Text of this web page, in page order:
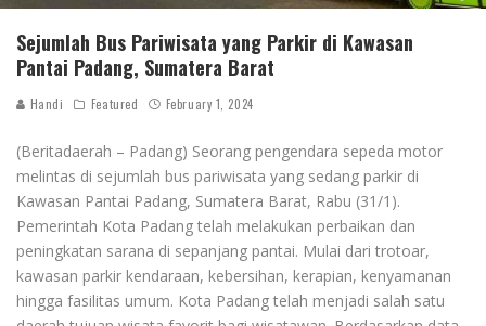
Sejumlah Bus Pariwisata yang Parkir di Kawasan
Pantai Padang, Sumatera Barat
Handi Featured February 1, 2024
(Beritadaerah – Padang) Seorang pengendara sepeda motor
melintas di sejumlah bus pariwisata yang sedang parkir di
Kawasan Pantai Padang, Sumatera Barat, Rabu (31/1).
Pemerintah Kota Padang telah melakukan perbaikan dan
peningkatan sarana di sepanjang pantai. Mulai dari trotoar,
kawasan parkir kendaraan, kebersihan, kerapian, kenyamanan
hingga fasilitas umum. Kota Padang telah menjadi salah satu